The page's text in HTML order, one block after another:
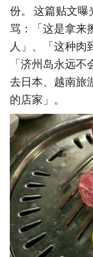
份。 这篇贴文
骂：「这是拿来
人」、「这种肉
「济州岛永远
去日本、越南旅
的店家」。